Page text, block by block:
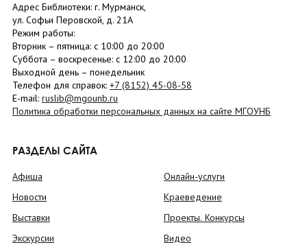
Адрес Библиотеки: г. Мурманск,
ул. Софьи Перовской, д. 21А
Режим работы:
Вторник – пятница: с 10:00 до 20:00
Суббота – воскресенье: c 12:00 до 20:00
Выходной день – понедельник
Телефон для справок: +7 (8152) 45-08-58
E-mail: ruslib@mgounb.ru
Политика обработки персональных данных на сайте МГОУНБ
РАЗДЕЛЫ САЙТА
Афиша
Новости
Выставки
Экскурсии
Онлайн-услуги
Краеведение
Проекты. Конкурсы
Видео